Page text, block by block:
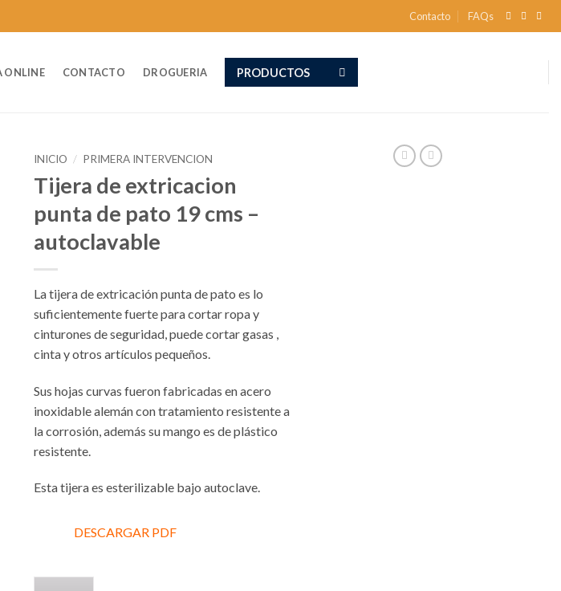
Contacto FAQs
ONLINE CONTACTO DROGUERIA PRODUCTOS
INICIO / PRIMERA INTERVENCION
Tijera de extricacion
punta de pato 19 cms –
autoclavable
La tijera de extricación punta de pato es lo
suficientemente fuerte para cortar ropa y
cinturones de seguridad, puede cortar gasas ,
cinta y otros artículos pequeños.
Sus hojas curvas fueron fabricadas en acero
inoxidable alemán con tratamiento resistente a
la corrosión, además su mango es de plástico
resistente.
Esta tijera es esterilizable bajo autoclave.
DESCARGAR PDF